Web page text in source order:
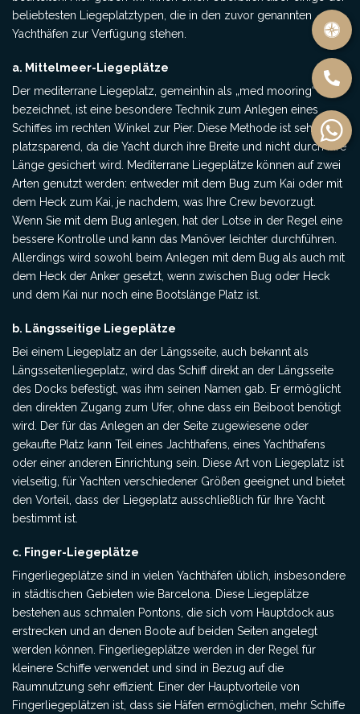
beliebtesten Liegeplatztypen, die in den zuvor genannten
Yachthäfen zur Verfügung stehen.
a. Mittelmeer-Liegeplätze
Der mediterrane Liegeplatz, gemeinhin als „med mooring“
bezeichnet, ist eine besondere Technik zum Anlegen eines
Schiffes im rechten Winkel zur Pier. Diese Methode ist sehr
platzsparend, da die Yacht durch ihre Breite und nicht durch ihre
Länge gesichert wird. Mediterrane Liegeplätze können auf zwei
Arten genutzt werden: entweder mit dem Bug zum Kai oder mit
dem Heck zum Kai, je nachdem, was Ihre Crew bevorzugt.
Wenn Sie mit dem Bug anlegen, hat der Lotse in der Regel eine
bessere Kontrolle und kann das Manöver leichter durchführen.
Allerdings wird sowohl beim Anlegen mit dem Bug als auch mit
dem Heck der Anker gesetzt, wenn zwischen Bug oder Heck
und dem Kai nur noch eine Bootslänge Platz ist.
b. Längsseitige Liegeplätze
Bei einem Liegeplatz an der Längsseite, auch bekannt als
Längsseitenliegeplatz, wird das Schiff direkt an der Längsseite
des Docks befestigt, was ihm seinen Namen gab. Er ermöglicht
den direkten Zugang zum Ufer, ohne dass ein Beiboot benötigt
wird. Der für das Anlegen an der Seite zugewiesene oder
gekaufte Platz kann Teil eines Jachthafens, eines Yachthafens
oder einer anderen Einrichtung sein. Diese Art von Liegeplatz ist
vielseitig, für Yachten verschiedener Größen geeignet und bietet
den Vorteil, dass der Liegeplatz ausschließlich für Ihre Yacht
bestimmt ist.
c. Finger-Liegeplätze
Fingerliegeplätze sind in vielen Yachthäfen üblich, insbesondere
in städtischen Gebieten wie Barcelona. Diese Liegeplätze
bestehen aus schmalen Pontons, die sich vom Hauptdock aus
erstrecken und an denen Boote auf beiden Seiten angelegt
werden können. Fingerliegeplätze werden in der Regel für
kleinere Schiffe verwendet und sind in Bezug auf die
Raumnutzung sehr effizient. Einer der Hauptvorteile von
Fingerliegeplätzen ist, dass sie Häfen ermöglichen, mehr Schiffe